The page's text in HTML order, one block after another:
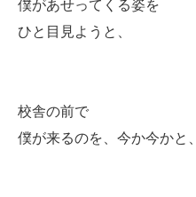
僕があせってくる姿を
ひと目見ようと、
校舎の前で
僕が来るのを、今か今かと、